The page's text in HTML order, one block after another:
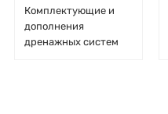
Комплектующие и
дополнения
дренажных систем